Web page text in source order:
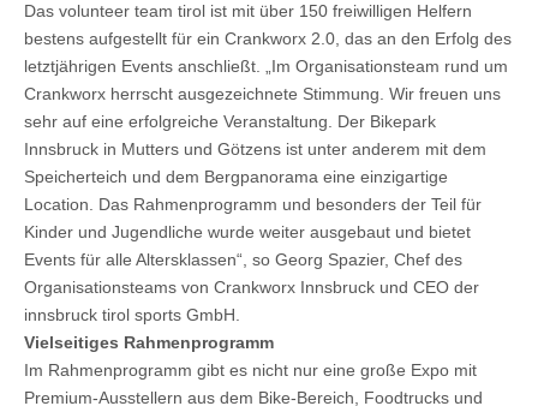
Das volunteer team tirol ist mit über 150 freiwilligen Helfern
bestens aufgestellt für ein Crankworx 2.0, das an den Erfolg des
letztjährigen Events anschließt. „Im Organisationsteam rund um
Crankworx herrscht ausgezeichnete Stimmung. Wir freuen uns
sehr auf eine erfolgreiche Veranstaltung. Der Bikepark
Innsbruck in Mutters und Götzens ist unter anderem mit dem
Speicherteich und dem Bergpanorama eine einzigartige
Location. Das Rahmenprogramm und besonders der Teil für
Kinder und Jugendliche wurde weiter ausgebaut und bietet
Events für alle Altersklassen“, so Georg Spazier, Chef des
Organisationsteams von Crankworx Innsbruck und CEO der
innsbruck tirol sports GmbH.
Vielseitiges Rahmenprogramm
Im Rahmenprogramm gibt es nicht nur eine große Expo mit
Premium-Ausstellern aus dem Bike-Bereich, Foodtrucks und